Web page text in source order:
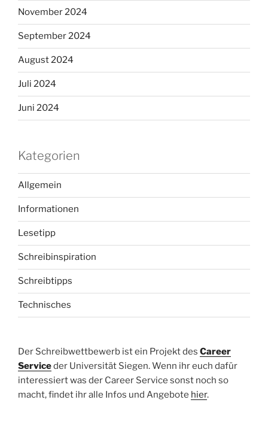
November 2024
September 2024
August 2024
Juli 2024
Juni 2024
Kategorien
Allgemein
Informationen
Lesetipp
Schreibinspiration
Schreibtipps
Technisches
Der Schreibwettbewerb ist ein Projekt des Career
Serviceder Universität Siegen. Wenn ihr euch dafür
interessiert was der Career Service sonst noch so
macht, findet ihr alle Infos und Angebote hier.